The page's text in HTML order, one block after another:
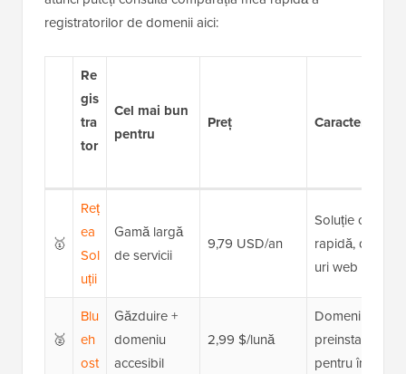
registratorilor de domenii aici:
Re
gis
tra
tor
Cel mai bun
pentru
Preț Caracteristici
🥇
Reț
ea
Sol
uții
Gamă largă
de servicii
9,79 USD/an
Soluție
rapidă,
uri web
🥈
Blu
eh
ost
Găzduire +
domeniu
accesibil
2,99 $/lună
Domeniu
preinstalat,
pentru